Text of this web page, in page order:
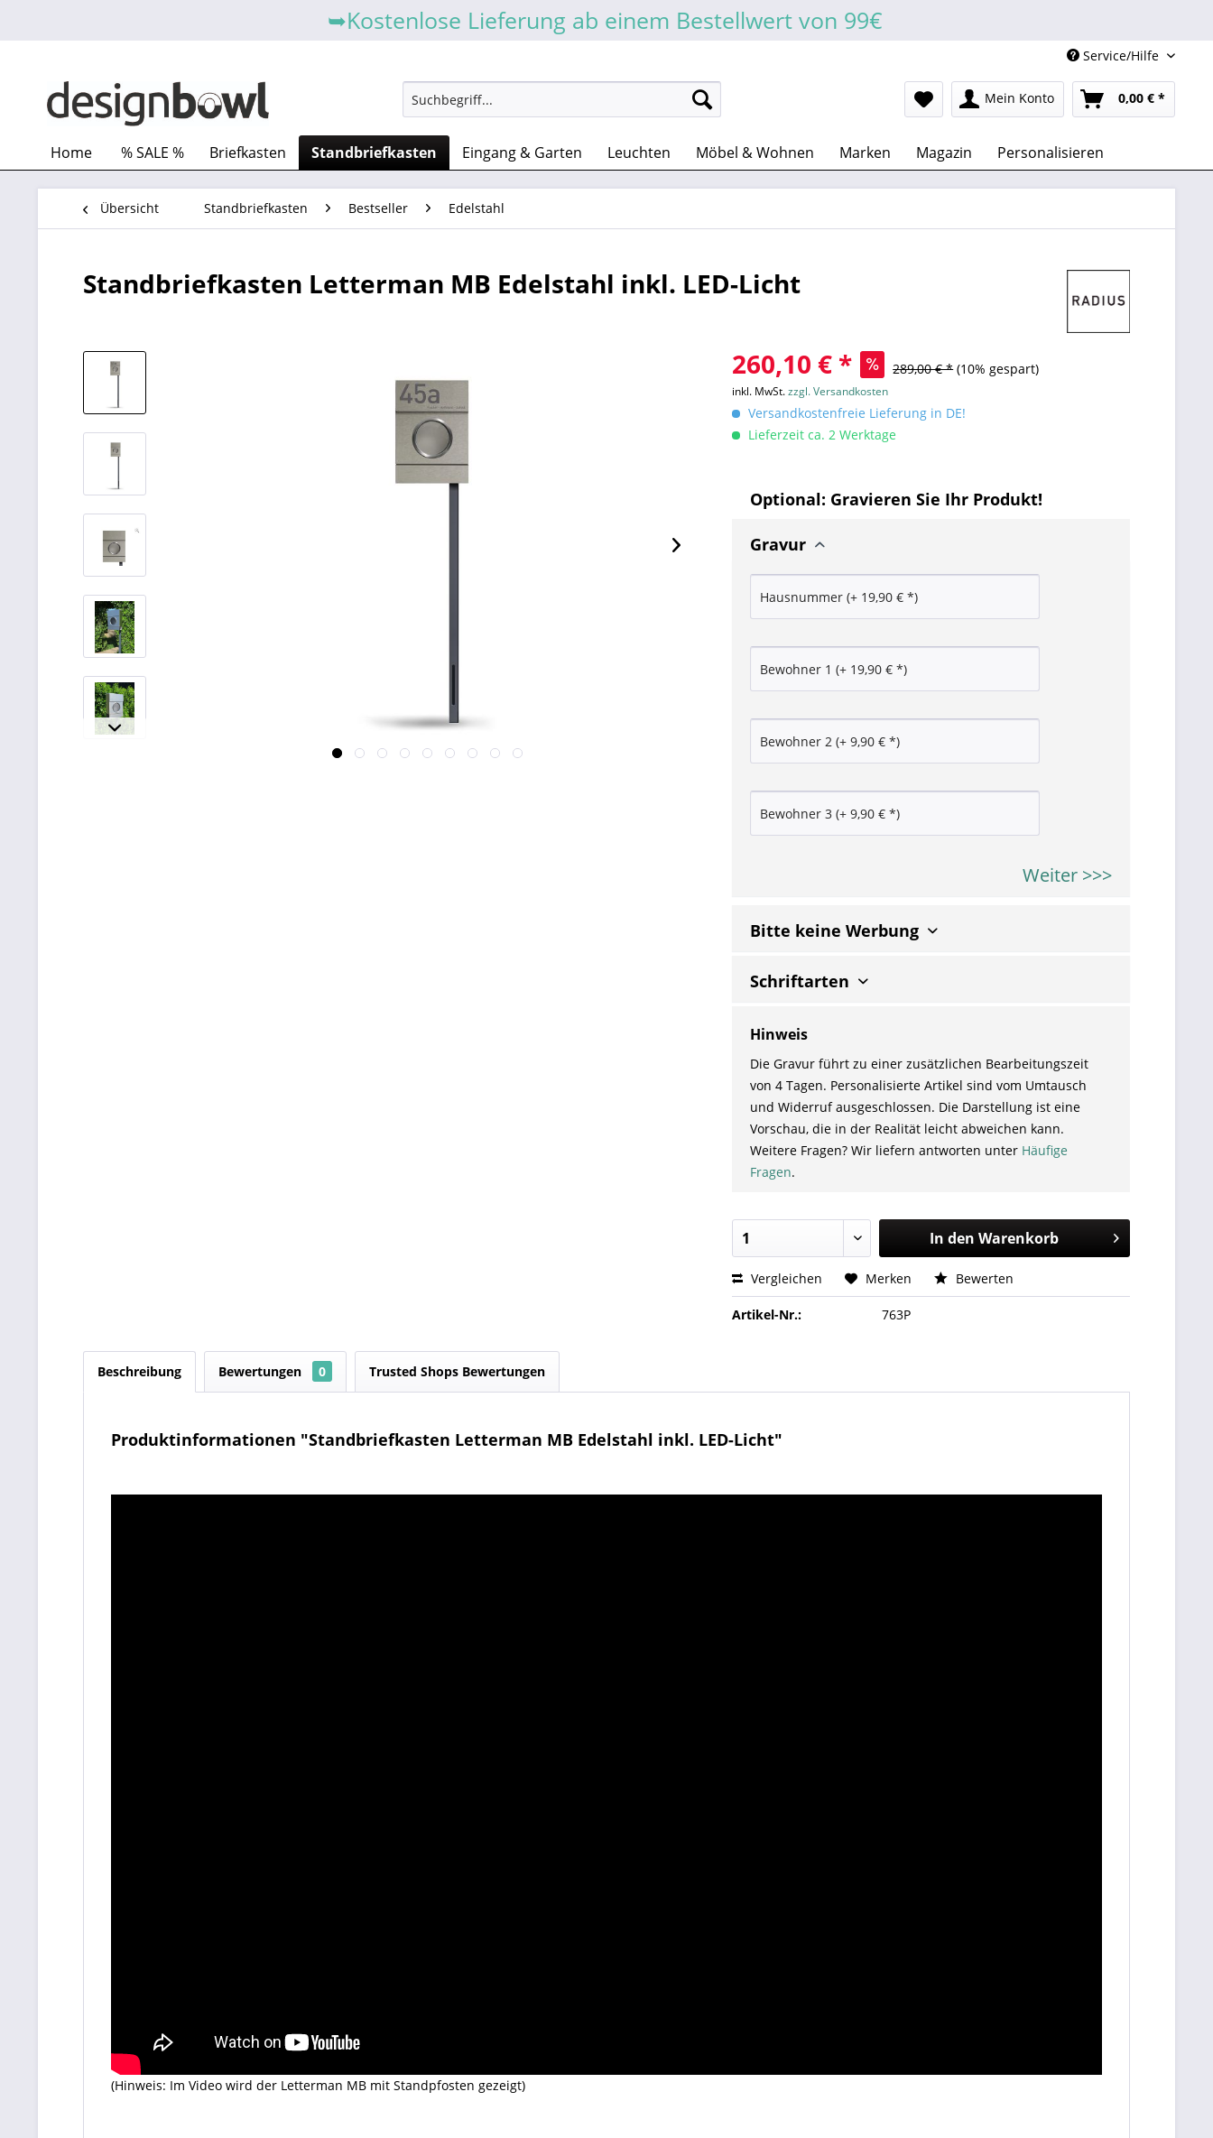
➥Kostenlose Lieferung ab einem Bestellwert von 99€
Service/Hilfe
Mein Konto 0,00 € *
Home % SALE % Briefkasten Standbriefkasten Eingang & Garten Leuchten Möbel & Wohnen Marken Magazin Personalisieren
Übersicht Standbriefkasten Bestseller Edelstahl
Standbriefkasten Letterman MB Edelstahl inkl. LED-Licht
260,10 € * 289,00 € * (10% gespart)
inkl. MwSt.zzgl. Versandkosten
Versandkostenfreie Lieferung in DE!
Lieferzeit ca. 2 Werktage
Optional: Gravieren Sie Ihr Produkt!
Gravur
Weiter >>>
Bitte keine Werbung
Schriftarten
Hinweis
Die Gravur führt zu einer zusätzlichen Bearbeitungszeit
von 4 Tagen. Personalisierte Artikel sind vom Umtausch
und Widerruf ausgeschlossen. Die Darstellung ist eine
Vorschau, die in der Realität leicht abweichen kann.
Weitere Fragen? Wir liefern antworten unter Häufige
Fragen.
In den Warenkorb
Vergleichen Merken Bewerten
Artikel-Nr.: 763P
Beschreibung Bewertungen 0 Trusted Shops Bewertungen
Produktinformationen "Standbriefkasten Letterman MB Edelstahl inkl. LED-Licht"
(Hinweis: Im Video wird der Letterman MB mit Standpfosten gezeigt)